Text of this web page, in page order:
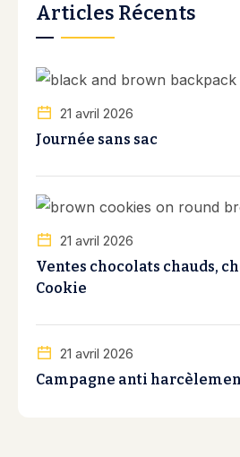
Articles Récents
21 avril 2026
Journée sans sac
21 avril 2026
Ventes chocolats chauds,
Cookie
21 avril 2026
Campagne anti